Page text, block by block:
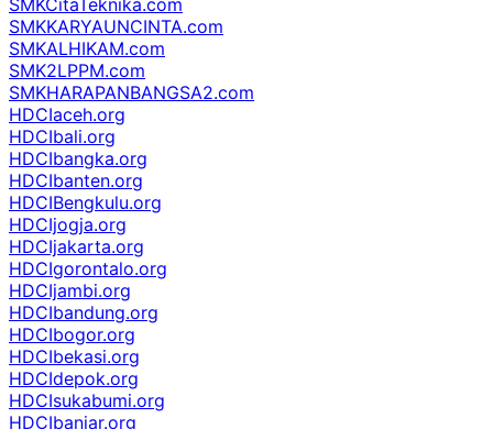
SMKKARYAUNCINTA.com
SMKALHIKAM.com
SMK2LPPM.com
SMKHARAPANBANGSA2.com
HDCIaceh.org
HDCIbali.org
HDCIbangka.org
HDCIbanten.org
HDCIBengkulu.org
HDCIjogja.org
HDCIjakarta.org
HDCIgorontalo.org
HDCIjambi.org
HDCIbandung.org
HDCIbogor.org
HDCIbekasi.org
HDCIdepok.org
HDCIsukabumi.org
HDCIbanjar.org